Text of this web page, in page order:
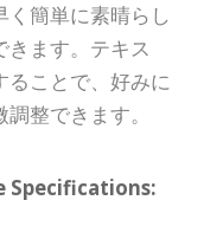
簡単に素晴らし
きます。テキス
ることで、好みに
整できます。
Specifications: